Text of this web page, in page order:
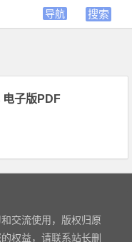
电子版PDF
交流使用，版权归原
权益，请联系站长删